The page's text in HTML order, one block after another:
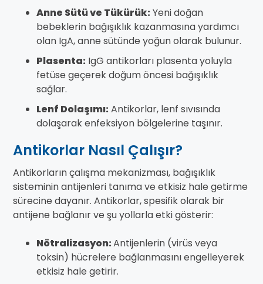
Anne Sütü ve Tükürük:Yeni doğan
bebeklerin bağışıklık kazanmasına yardımcı
olan IgA, anne sütünde yoğun olarak bulunur.
Plasenta: IgG antikorları plasenta yoluyla
fetüse geçerek doğum öncesi bağışıklık
sağlar.
Lenf Dolaşımı:Antikorlar, lenf sıvısında
dolaşarak enfeksiyon bölgelerine taşınır.
Antikorlar Nasıl Çalışır?
Antikorların çalışma mekanizması, bağışıklık
sisteminin antijenleri tanıma ve etkisiz hale getirme
sürecine dayanır. Antikorlar, spesifik olarak bir
antijene bağlanır ve şu yollarla etki gösterir:
Nötralizasyon:Antijenlerin (virüs veya
toksin) hücrelere bağlanmasını engelleyerek
etkisiz hale getirir.